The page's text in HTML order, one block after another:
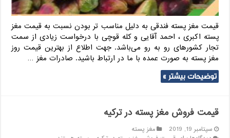
قیمت مغز پسته فندقی به دلیل مناسب تر بودن نسبت به قیمت مغز
پسته اکبری ، احمد آقایی و کله قوچی با درخواست زیادی از سمت
تجار کشورهای رو به رو می‌باشد. جهت اطلاع از بهترین قیمت روز
مغز پسته به صورت عمده با ما در ارتباط باشید. صادرات مغز …
توضیحات بیشتر »
قیمت فروش مغز پسته در ترکیه
سپتامبر 19, 2019
مغز پسته